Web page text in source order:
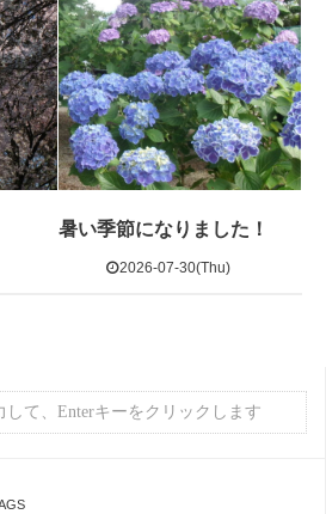
暑い季節になりました！
2026-07-30(Thu)